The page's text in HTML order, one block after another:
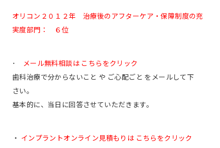
オリコン２０１２年 治療後のアフターケア・保障制度の充
実度部門： ６位
･ メール無料相談は こちらをクリック
歯科治療で分からないこと や ご心配ごと をメールして下
さい。
基本的に、当日に回答させていただきます。
・ インプラントオンライン見積もりは こちらをクリック